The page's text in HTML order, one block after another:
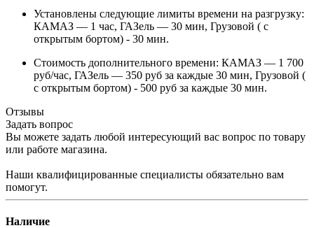
Установлены следующие лимиты времени на разгрузку:
КАМАЗ — 1 час, ГАЗель — 30 мин, Грузовой ( с
открытым бортом) - 30 мин.
Стоимость дополнительного времени: КАМАЗ — 1 700
руб/час, ГАЗель — 350 руб за каждые 30 мин, Грузовой (
с открытым бортом) - 500 руб за каждые 30 мин.
Отзывы
Задать вопрос
Вы можете задать любой интересующий вас вопрос по товару
или работе магазина.
Наши квалифицированные специалисты обязательно вам
помогут.
Наличие